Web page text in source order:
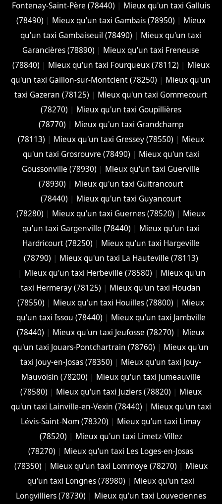
Fontenay-Saint-Père (78440) | Mieux qu'un taxi Galluis
(78490) | Mieux qu'un taxi Gambais (78950) | Mieux
qu'un taxi Gambaiseuil (78490) | Mieux qu'un taxi
Garancières (78890) | Mieux qu'un taxi Freneuse
(78840) | Mieux qu'un taxi Fourqueux (78112) | Mieux
qu'un taxi Gaillon-sur-Montcient (78250) | Mieux qu'un
taxi Gazeran (78125) | Mieux qu'un taxi Gommecourt
(78270) | Mieux qu'un taxi Goupillières
(78770) | Mieux qu'un taxi Grandchamp
(78113) | Mieux qu'un taxi Gressey (78550) | Mieux
qu'un taxi Grosrouvre (78490) | Mieux qu'un taxi
Goussonville (78930) | Mieux qu'un taxi Guerville
(78930) | Mieux qu'un taxi Guitrancourt
(78440) | Mieux qu'un taxi Guyancourt
(78280) | Mieux qu'un taxi Guernes (78520) | Mieux
qu'un taxi Gargenville (78440) | Mieux qu'un taxi
Hardricourt (78250) | Mieux qu'un taxi Hargeville
(78790) | Mieux qu'un taxi La Hauteville (78113)
| Mieux qu'un taxi Herbeville (78580) | Mieux qu'un
taxi Hermeray (78125) | Mieux qu'un taxi Houdan
(78550) | Mieux qu'un taxi Houilles (78800) | Mieux
qu'un taxi Issou (78440) | Mieux qu'un taxi Jambville
(78440) | Mieux qu'un taxi Jeufosse (78270) | Mieux
qu'un taxi Jouars-Pontchartrain (78760) | Mieux qu'un
taxi Jouy-en-Josas (78350) | Mieux qu'un taxi Jouy-
Mauvoisin (78200) | Mieux qu'un taxi Jumeauville
(78580) | Mieux qu'un taxi Juziers (78820) | Mieux
qu'un taxi Lainville-en-Vexin (78440) | Mieux qu'un taxi
Lévis-Saint-Nom (78320) | Mieux qu'un taxi Limay
(78520) | Mieux qu'un taxi Limetz-Villez
(78270) | Mieux qu'un taxi Les Loges-en-Josas
(78350) | Mieux qu'un taxi Lommoye (78270) | Mieux
qu'un taxi Longnes (78980) | Mieux qu'un taxi
Longvilliers (78730) | Mieux qu'un taxi Louveciennes